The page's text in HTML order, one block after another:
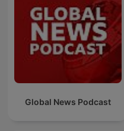
Global News Podcast